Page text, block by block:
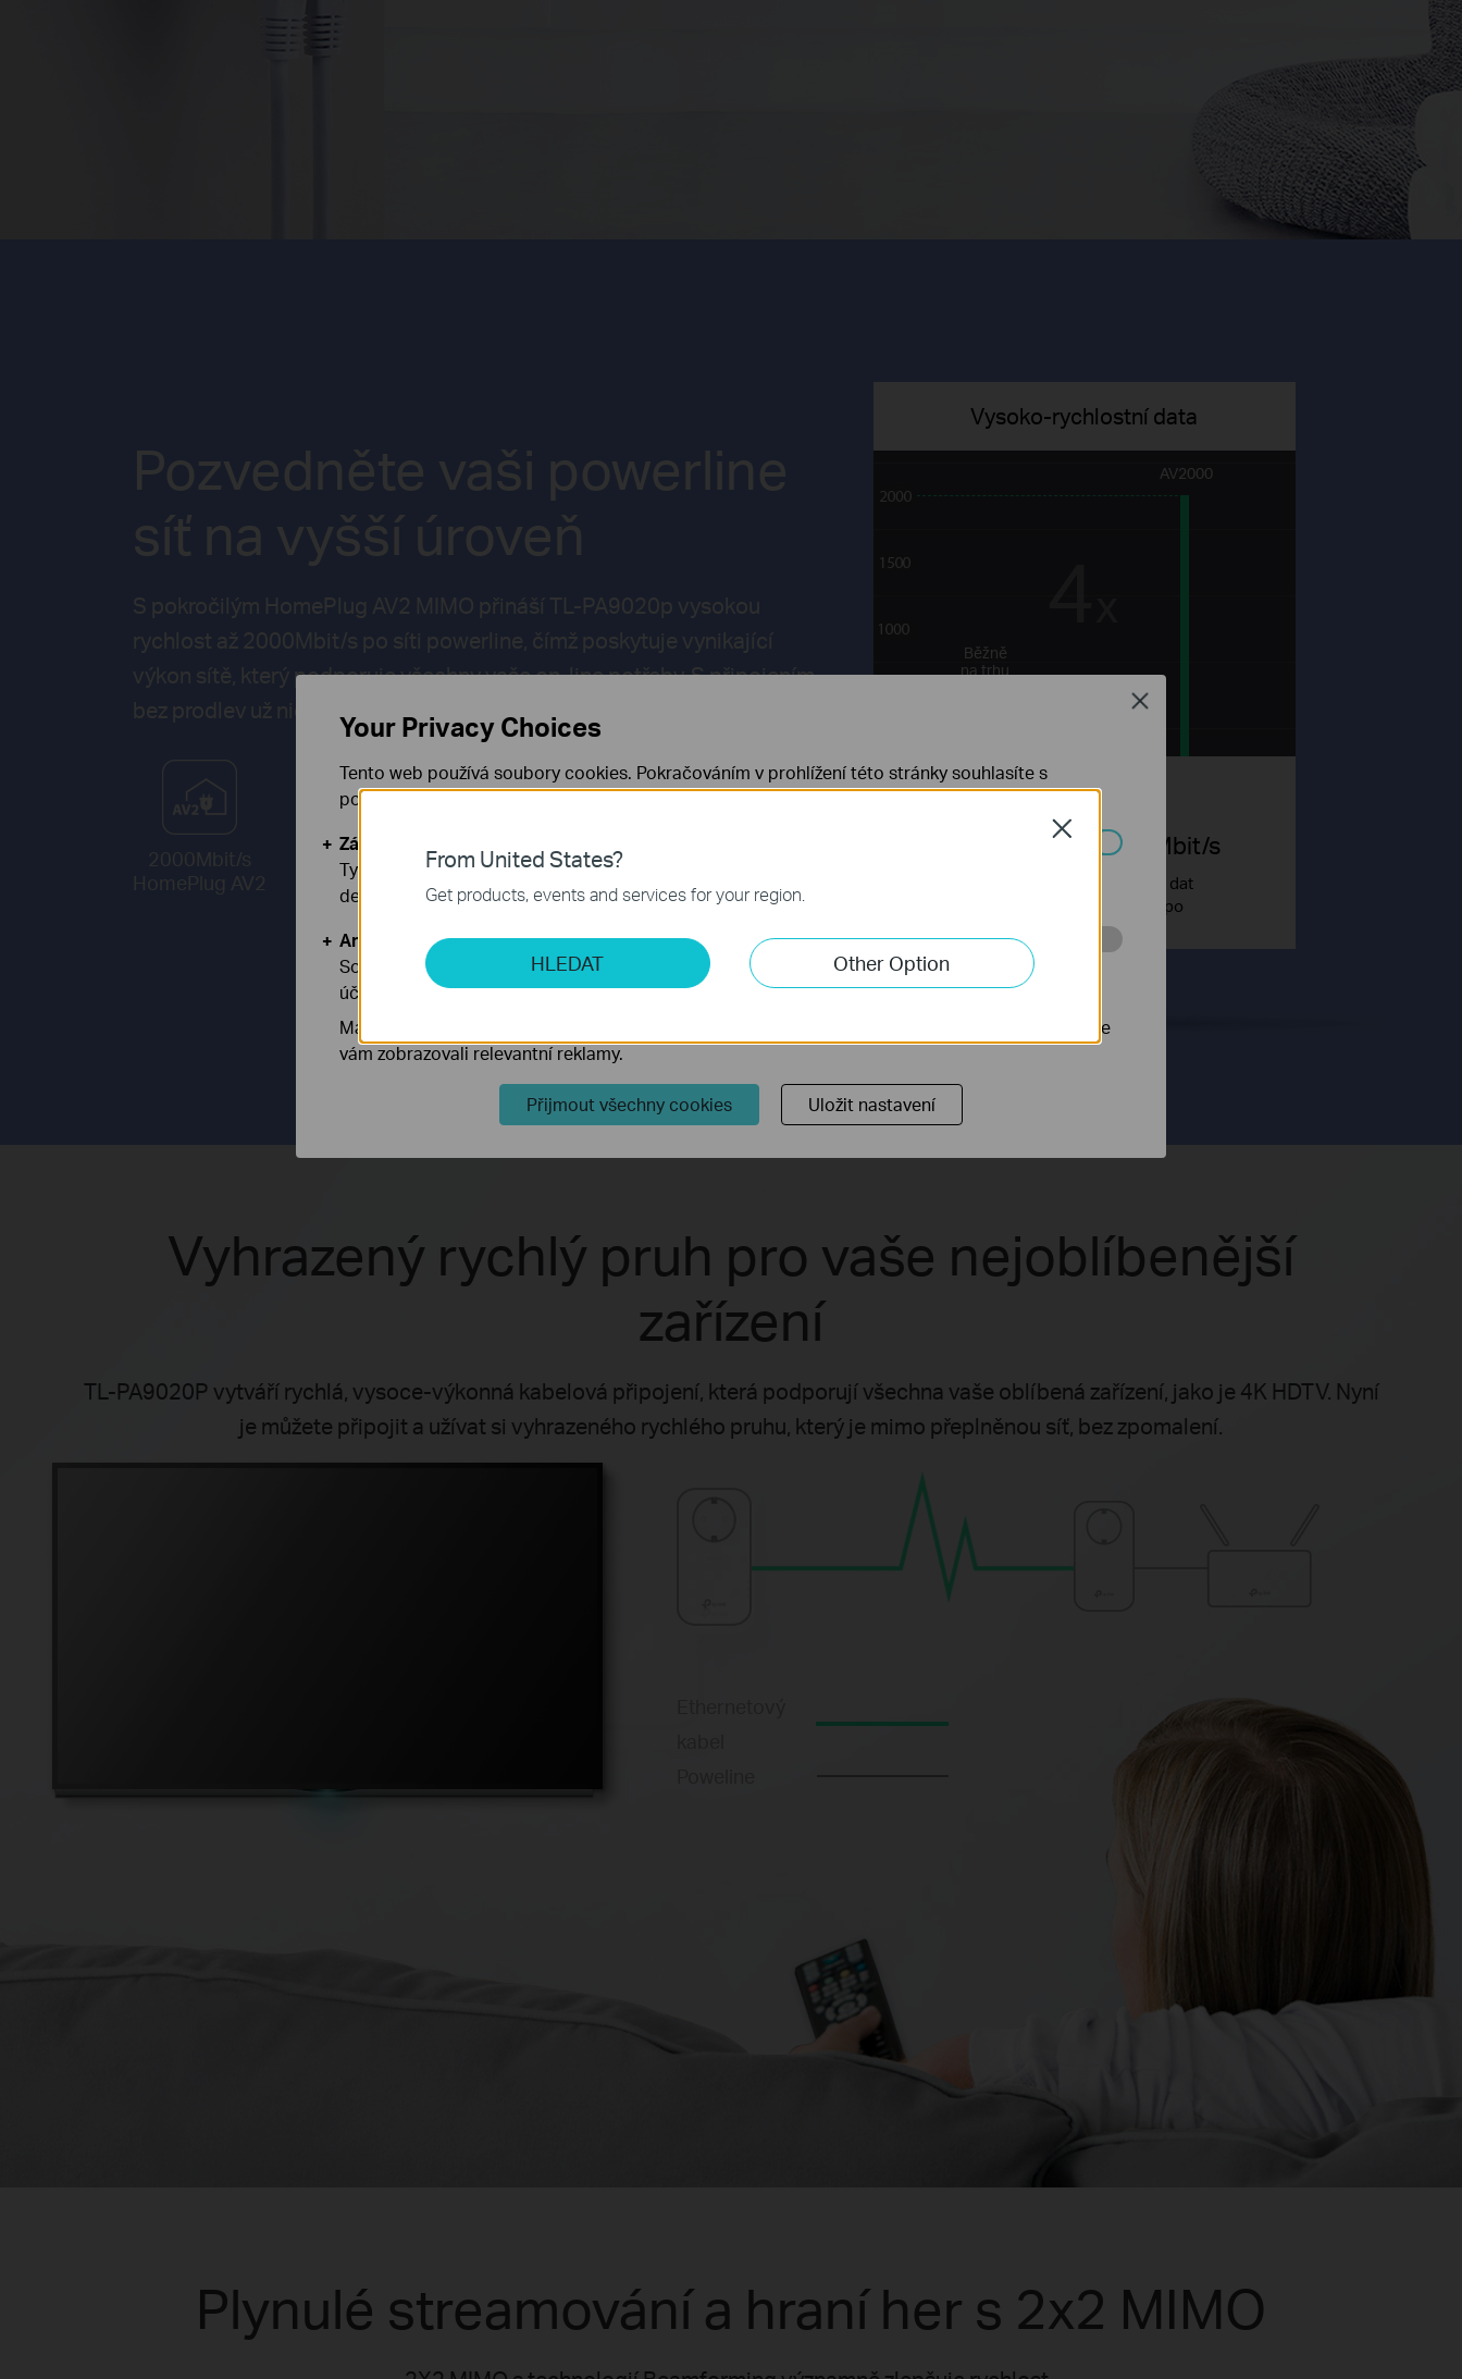
Pozvedněte vaši powerline
síť na vyšší úroveň
S pokročilým HomePlug AV2 MIMO přináší TL-PA9020p vysokou
rychlost až 2000Mbit/s po síti powerline, čímž poskytuje vynikající
výkon sítě, který podporuje všechny vaše on-line potřeby. S připojením
bez prodlev už nic neprošvihnete.
2000Mbit/s
HomePlug AV2
2X2
MIMO
Vysoko-rychlostní data
Běžně
na trhu
AV2000
2000 Mbit/s
Vysoko-rychlostní přenos dat
dosahuje až 2000Mbit/s po
powerline síti*
Vyhrazený rychlý pruh pro vaše nejoblíbenější
zařízení
TL-PA9020P vytváří rychlá, vysoce-výkonná kabelová připojení, která podporují všechna vaše oblíbená zařízení, jako je 4K HDTV. Nyní
je můžete připojit a užívat si vyhrazeného rychlého pruhu, který je mimo přeplněnou síť, bez zpomalení.
Plynulé streamování a hraní her s 2x2 MIMO
From United States?
Get products, events and services for your region.
HLEDAT Other Option
Close
Your Privacy Choices
Tento web používá soubory cookies. Pokračováním v prohlížení této stránky souhlasíte s
používáním našich cookies.Již nezobrazovatZjistit více.
Základní cookies
Tyto cookies jsou nezbytné pro fungování webových stránek a nelze je ve vašich systémech
deaktivovat.
Analytické a marketingové cookies
Soubory cookie pro nám umožňují analyzovat vaše aktivity na našich webových stránkách za
účelem zlepšení a přizpůsobení jejich funkčnosti.
Marketingové soubory cookie mohou prostřednictvím našich webových stránek nastavit, aby se
vám zobrazovali relevantní reklamy.
Přijmout všechny cookies Uložit nastavení
Close